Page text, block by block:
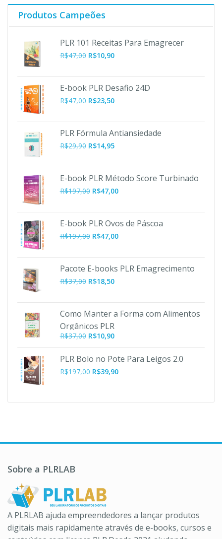
Produtos Campeões
PLR 101 Receitas Para Emagrecer
R$47,00 O
era:
R$47,00.
R$10,90O
é:
R$10,90.
E-book PLR Desafio 24D
R$47,00 R$23,50
PLR Fórmula Antiansiedade
R$29,90 R$14,95
E-book PLR Método Score Turbinado
R$197,00 O
era:
R$197,00.
R$47,00O
é:
R$47,00.
E-book PLR Ovos de Páscoa
R$197,00 O
era:
R$197,00.
R$47,00O
é:
Pacote E-books PLR Emagrecimento
R$37,00 R$18,50
Como Manter a Forma com Alimentos
Orgânicos PLR
R$37,00 O
original
era:
R$37,00.
R$10,90O
atual
PLR Bolo no Pote Para Leigos 2.0
R$197,00 O
R$39,90O
Sobre a PLRLAB
A PLRLAB ajuda empreendedores a lançar produtos
digitais mais rapidamente através de e-books, cursos e